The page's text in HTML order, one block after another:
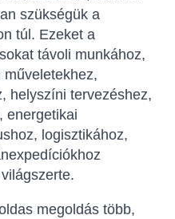
szükségük a
túl. Ezeket a
távoli munkához,
helyszíni tervezéshez,
energetikai
logisztikához,
megoldás több,